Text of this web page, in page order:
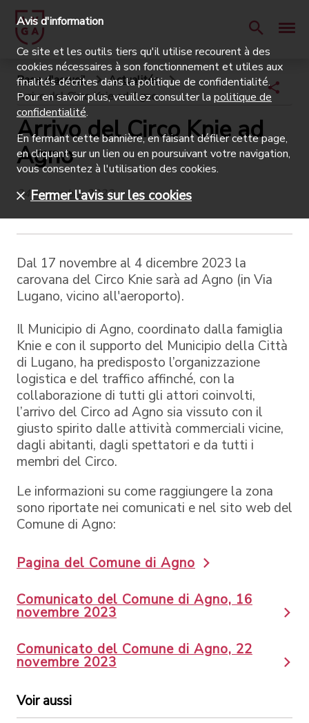
Page d'accueil
Actualités
Arrivo del Circo Knie ad Agno
Arrivo del Circo Knie ad
Agno
24 novembre 2023
Dal 17 novembre al 4 dicembre 2023 la
carovana del Circo Knie sarà ad Agno (in Via
Lugano, vicino all'aeroporto).
Il Municipio di Agno, coordinato dalla famiglia
Knie e con il supporto del Municipio della Città
di Lugano, ha predisposto l’organizzazione
logistica e del traffico affinché, con la
collaborazione di tutti gli attori coinvolti,
l’arrivo del Circo ad Agno sia vissuto con il
giusto spirito dalle attività commerciali vicine,
dagli abitanti, dagli spettatori e da tutti i
membri del Circo.
Le informazioni su come raggiungere la zona
sono riportate nei comunicati e nel sito web del
Comune di Agno:
Pagina del Comune di Agno
Comunicato del Comune di Agno, 16
novembre 2023
Comunicato del Comune di Agno, 22
novembre 2023
Voir aussi
Avis d'information
Ce site et les outils tiers qu'il utilise recourent à des
cookies nécessaires à son fonctionnement et utiles aux
finalités décrites dans la politique de confidentialité.
Pour en savoir plus, veuillez consulter la politique de
confidentialité.
En fermant cette bannière, en faisant défiler cette page,
en cliquant sur un lien ou en poursuivant votre navigation,
vous consentez à l'utilisation des cookies.
Fermer l'avis sur les cookies